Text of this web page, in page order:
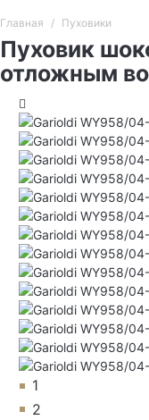
Главная Пуховики
Пуховик
отложным
1
2